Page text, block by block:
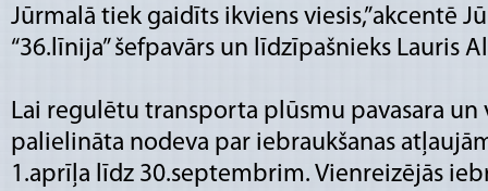
Jūrmalā tiek gaidīts ikviens viesis,”akcentē
“36.līnija” šefpavārs un līdzīpašnieks Lauris
Lai regulētu transporta plūsmu pavasara un
palielināta nodeva par iebraukšanas
1.aprīļa līdz 30.septembrim. Vienreizējās